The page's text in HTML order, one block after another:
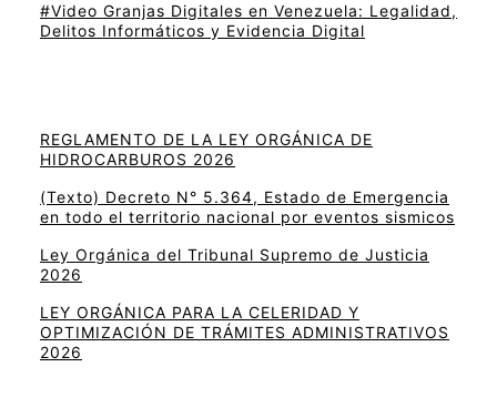
#Video Granjas Digitales en Venezuela: Legalidad,
Delitos Informáticos y Evidencia Digital
REGLAMENTO DE LA LEY ORGÁNICA DE
HIDROCARBUROS 2026
(Texto) Decreto N° 5.364, Estado de Emergencia
en todo el territorio nacional por eventos sismicos
Ley Orgánica del Tribunal Supremo de Justicia
2026
LEY ORGÁNICA PARA LA CELERIDAD Y
OPTIMIZACIÓN DE TRÁMITES ADMINISTRATIVOS
2026